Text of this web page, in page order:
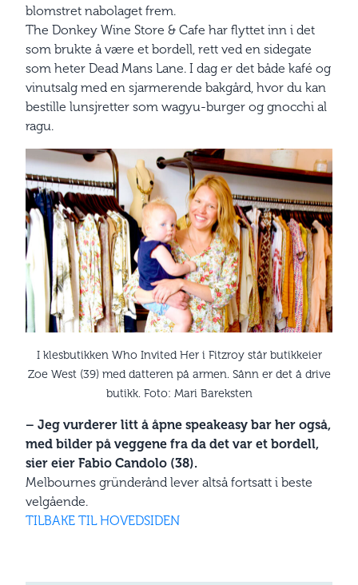
blomstret nabolaget frem.
The Donkey Wine Store & Cafe har flyttet inn i det
som brukte å være et bordell, rett ved en sidegate
som heter Dead Mans Lane. I dag er det både kafé og
vinutsalg med en sjarmerende bakgård, hvor du kan
bestille lunsjretter som wagyu-burger og gnocchi al
ragu.
I klesbutikken Who Invited Her i Fitzroy står butikkeier
Zoe West (39) med datteren på armen. Sånn er det å drive
butikk. Foto: Mari Bareksten
– Jeg vurderer litt å åpne speakeasy bar her også,
med bilder på veggene fra da det var et bordell,
sier eier Fabio Candolo (38).
Melbournes gründerånd lever altså fortsatt i beste
velgående.
TILBAKE TIL HOVEDSIDEN